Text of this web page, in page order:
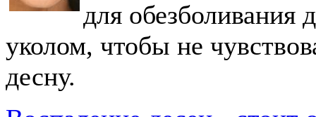
для обезболивания
уколом, чтобы не
десну.